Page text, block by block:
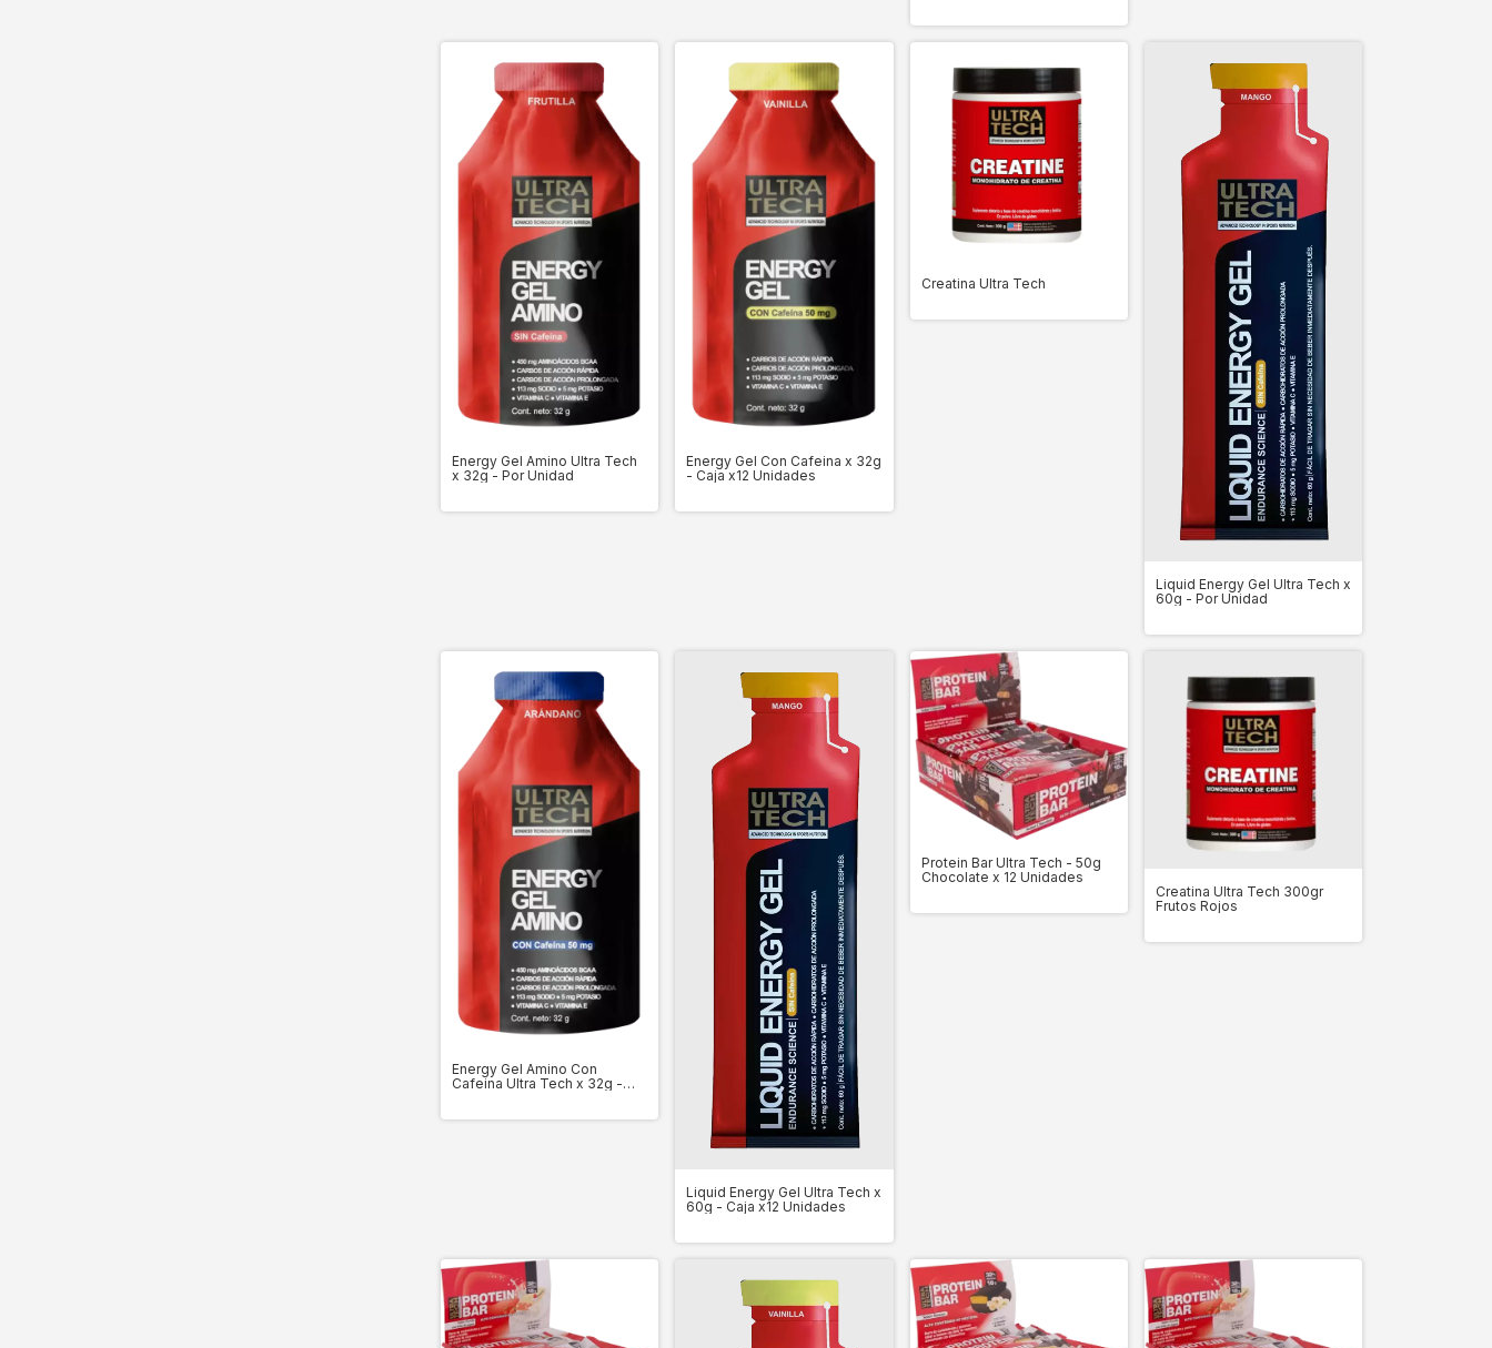
Energy Gel Amino Ultra Tech
x 32g - Por Unidad
Energy Gel Con Cafeina x 32g
- Caja x12 Unidades
Creatina Ultra Tech
Liquid Energy Gel Ultra Tech x
60g - Por Unidad
Energy Gel Amino Con
Cafeina Ultra Tech x 32g -
Liquid Energy Gel Ultra Tech x
60g - Caja x12 Unidades
Protein Bar Ultra Tech - 50g
Chocolate x 12 Unidades
Creatina Ultra Tech 300gr
Frutos Rojos